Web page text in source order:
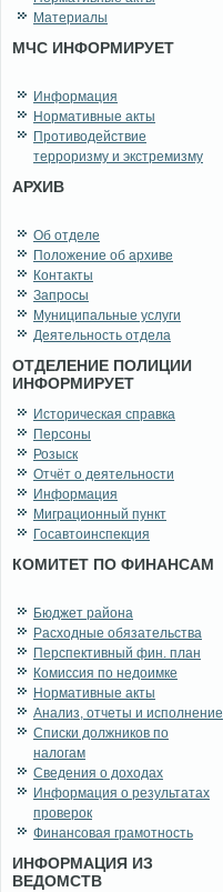
Материалы
МЧС ИНФОРМИРУЕТ
Информация
Нормативные акты
Противодействие
терроризму и экстремизму
АРХИВ
Об отделе
Положение об архиве
Контакты
Запросы
Муниципальные услуги
Деятельность отдела
ОТДЕЛЕНИЕ ПОЛИЦИИ
ИНФОРМИРУЕТ
Историческая справка
Персоны
Розыск
Отчёт о деятельности
Информация
Миграционный пункт
Госавтоинспекция
КОМИТЕТ ПО ФИНАНСАМ
Бюджет района
Расходные обязательства
Перспективный фин. план
Комиссия по недоимке
Нормативные акты
Анализ, отчеты и исполнение
Списки должников по
налогам
Сведения о доходах
Информация о результатах
проверок
Финансовая грамотность
ИНФОРМАЦИЯ ИЗ
ВЕДОМСТВ